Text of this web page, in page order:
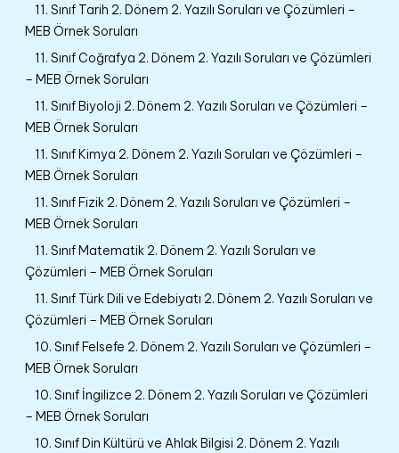
11. Sınıf Tarih 2. Dönem 2. Yazılı Soruları ve Çözümleri –
MEB Örnek Soruları
11. Sınıf Coğrafya 2. Dönem 2. Yazılı Soruları ve Çözümleri
– MEB Örnek Soruları
11. Sınıf Biyoloji 2. Dönem 2. Yazılı Soruları ve Çözümleri –
MEB Örnek Soruları
11. Sınıf Kimya 2. Dönem 2. Yazılı Soruları ve Çözümleri –
MEB Örnek Soruları
11. Sınıf Fizik 2. Dönem 2. Yazılı Soruları ve Çözümleri –
MEB Örnek Soruları
11. Sınıf Matematik 2. Dönem 2. Yazılı Soruları ve
Çözümleri – MEB Örnek Soruları
11. Sınıf Türk Dili ve Edebiyatı 2. Dönem 2. Yazılı Soruları ve
Çözümleri – MEB Örnek Soruları
10. Sınıf Felsefe 2. Dönem 2. Yazılı Soruları ve Çözümleri –
MEB Örnek Soruları
10. Sınıf İngilizce 2. Dönem 2. Yazılı Soruları ve Çözümleri
– MEB Örnek Soruları
10. Sınıf Din Kültürü ve Ahlak Bilgisi 2. Dönem 2. Yazılı